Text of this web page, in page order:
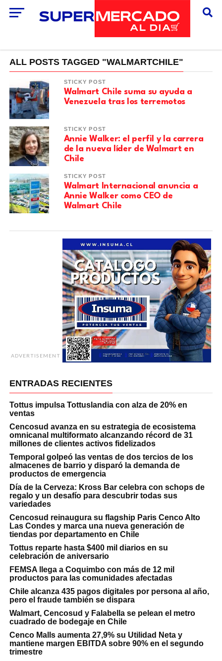
ALL POSTS TAGGED "WALMARTCHILE"
STICKY POST
Walmart Chile suma su ayuda a
Venezuela tras los terremotos
STICKY POST
Annie Walker: el perfil y la carrera
de la nueva líder de Walmart en
Chile
STICKY POST
Walmart Internacional anuncia a
Annie Walker como CEO de
Walmart Chile
ADVERTISEMENT
ENTRADAS RECIENTES
Tottus impulsa Tottuslandia con alza de 20% en
ventas
Cencosud avanza en su estrategia de ecosistema
omnicanal multiformato alcanzando récord de 31
millones de clientes activos fidelizados
Temporal golpeó las ventas de dos tercios de los
almacenes de barrio y disparó la demanda de
productos de emergencia
Día de la Cerveza: Kross Bar celebra con schops de
regalo y un desafío para descubrir todas sus
variedades
Cencosud reinaugura su flagship Paris Cenco Alto
Las Condes y marca una nueva generación de
tiendas por departamento en Chile
Tottus reparte hasta $400 mil diarios en su
celebración de aniversario
FEMSA llega a Coquimbo con más de 12 mil
productos para las comunidades afectadas
Chile alcanza 435 pagos digitales por persona al año,
pero el fraude también se dispara
Walmart, Cencosud y Falabella se pelean el metro
cuadrado de bodegaje en Chile
Cenco Malls aumenta 27,9% su Utilidad Neta y
mantiene margen EBITDA sobre 90% en el segundo
trimestre